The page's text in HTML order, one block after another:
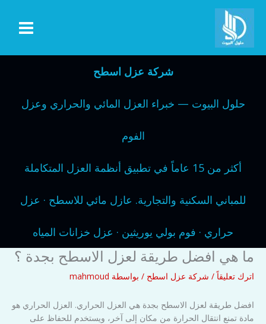
تخطي
المحتوى
شركة عزل اسطح
حلول البيوت — خبراء العزل المائي والحراري وعزل
الفوم
أكثر من 15 عاماً في تطبيق أنظمة العزل المتكاملة
للمباني السكنية والتجارية. عازل مائي للاسطح · عزل
حراري · فوم بولي يوريثين · عزل خزانات المياه
ما هي افضل طريقة لعزل الاسطح بجدة ؟
اترك تعليقاً / شركة عزل اسطح / بواسطة mahmoud
افضل طريقة لعزل الاسطح بجدة هي العزل الحراري. العزل الحراري هو
مادة تمنع انتقال الحرارة من مكان إلى آخر، ويستخدم للحفاظ على